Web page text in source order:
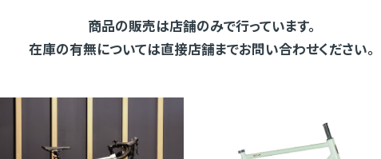
商品の販売は店舗のみで行っています。
在庫の有無については直接店舗までお問い合わせください。